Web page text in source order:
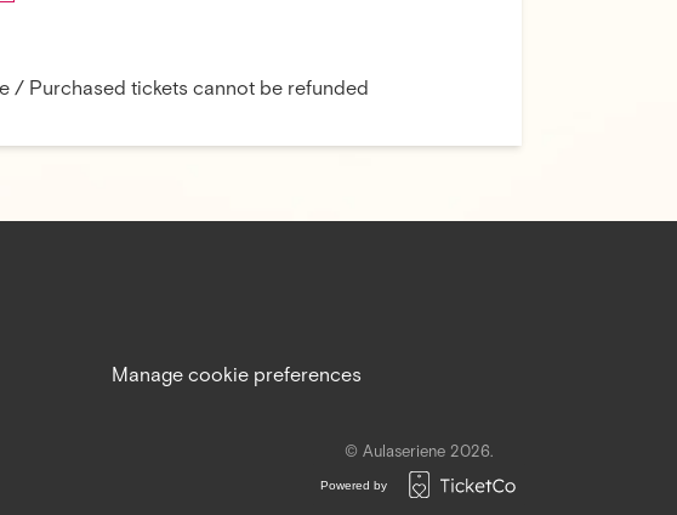
/ Purchased tickets cannot be refunded
Manage cookie preferences
© Aulaseriene 2026.
Powered by